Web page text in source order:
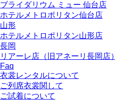
ブライダリウム ミュー 仙台店
ホテルメトロポリタン仙台店
山形
ホテルメトロポリタン山形店
長岡
リアーレ店（旧アネーリ長岡店）
Faq
衣裳レンタルについて
ご列席衣裳関して
ご試着について